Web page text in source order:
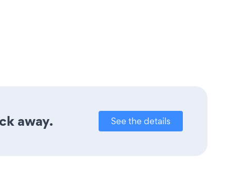
away. See the details